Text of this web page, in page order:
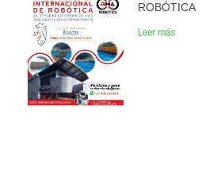
ROBÓTICA
Leer más